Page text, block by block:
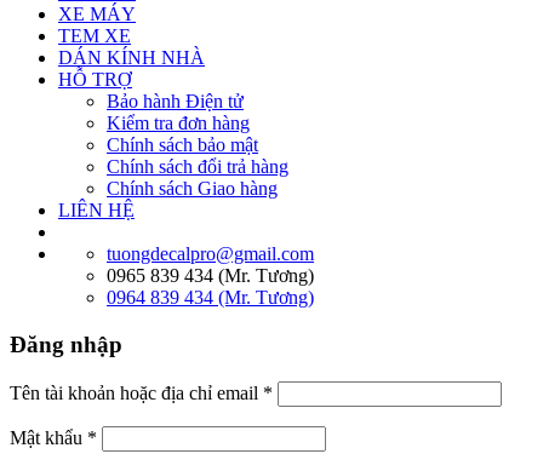
XE MÁY
TEM XE
DÁN KÍNH NHÀ
HỖ TRỢ
Bảo hành Điện tử
Kiểm tra đơn hàng
Chính sách bảo mật
Chính sách đổi trả hàng
Chính sách Giao hàng
LIÊN HỆ
tuongdecalpro@gmail.com
0965 839 434 (Mr. Tương)
0964 839 434 (Mr. Tương)
Đăng nhập
Tên tài khoản hoặc địa chỉ email *
Mật khẩu *